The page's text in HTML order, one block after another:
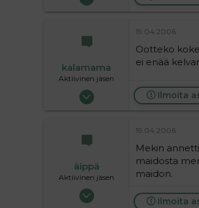
kalamama
Aktiivinen jäsen
17.02.2006
19.04.2006
Ootteko
ei enää
Ilmoita
äippä
Aktiivinen jäsen
28.04.2004
19.04.2006
Mekin
maidosta
maidon.
Ilmoita